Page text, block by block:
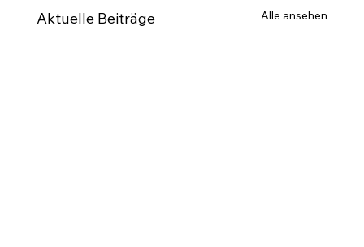
Aktuelle Beiträge Alle ansehen